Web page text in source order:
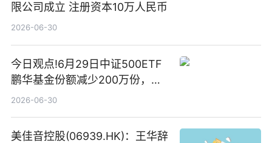
限公司成立 注册资本10万人民币
2026-06-30
今日观点!6月29日中证500ETF
鹏华基金份额减少200万份，重
仓股亨通光电、赤峰黄金、佰维
2026-06-30
美佳音控股(06939.HK)：王华辞